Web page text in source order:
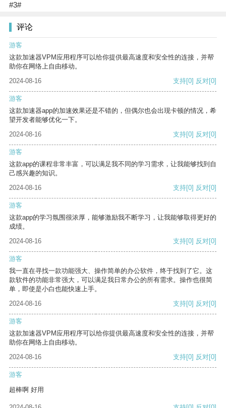
#3#
评论
游客
这款加速器VPM应用程序可以给你提供最高速度和安全性的连接，并帮
助你在网络上自由移动。
2024-08-16
支持[0] 反对[0]
游客
这款加速器app的加速效果还是不错的，但偶尔也会出现卡顿的情况，希
望开发者能够优化一下。
2024-08-16
支持[0] 反对[0]
游客
这款app的课程非常丰富，可以满足我不同的学习需求，让我能够找到自
己感兴趣的知识。
2024-08-16
支持[0] 反对[0]
游客
这款app的学习氛围很浓厚，能够激励我不断学习，让我能够取得更好的
成绩。
2024-08-16
支持[0] 反对[0]
游客
我一直在寻找一款功能强大、操作简单的办公软件，终于找到了它。这
款软件的功能非常强大，可以满足我日常办公的所有需求。操作也很简
单，即使是小白也能快速上手。
2024-08-16
支持[0] 反对[0]
游客
这款加速器VPM应用程序可以给你提供最高速度和安全性的连接，并帮
助你在网络上自由移动。
2024-08-16
支持[0] 反对[0]
游客
超棒啊 好用